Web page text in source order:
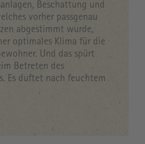
Beschattung und
vorher passgenau
abgestimmt wurde,
optimales Klima für die
Und das spürt
Betreten des
Es duftet nach feuchtem